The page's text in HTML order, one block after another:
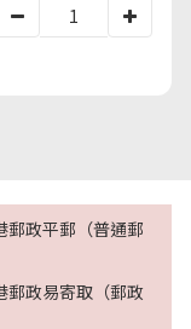
郵政平郵（普通郵
郵政易寄取（郵政